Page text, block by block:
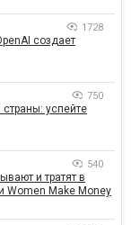
1728
создает
750
успейте
540
и тратят в
Women Make Money